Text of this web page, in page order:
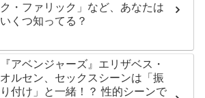
ク・ファリック」など、あなたは
いくつ知ってる？
『アベンジャーズ』エリザベス・
オルセン、セックスシーンは「振
り付け」と一緒！？ 性的シーンで